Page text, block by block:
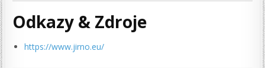
Odkazy & Zdroje
https://www.jirno.eu/